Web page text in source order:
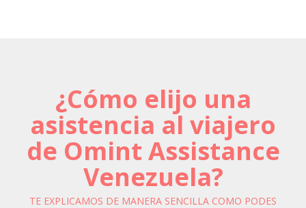
¿Cómo elijo una
asistencia al viajero
de Omint Assistance
Venezuela?
TE EXPLICAMOS DE MANERA SENCILLA COMO PODES